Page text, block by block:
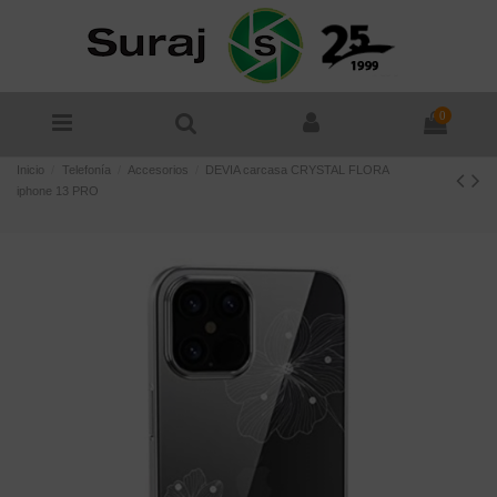
0
Inicio Telefonía Accesorios
DEVIA carcasa CRYSTAL FLORA
iphone 13 PRO